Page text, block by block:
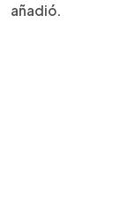
añadió.